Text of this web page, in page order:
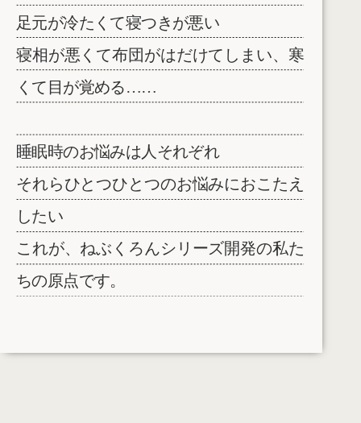
足元が冷たくて寝つきが悪い
寝相が悪くて布団がはだけてしまい、寒
くて目が覚める……
睡眠時のお悩みは人それぞれ
それらひとつひとつのお悩みにおこたえ
したい
これが、ねぶくろんシリーズ開発の私た
ちの原点です。